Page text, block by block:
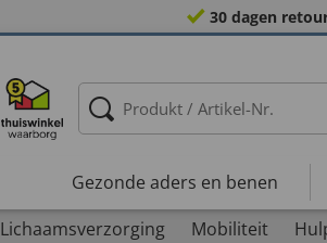
30 dagen
Gezonde aders en benen
Lichaamsverzorging Mobiliteit